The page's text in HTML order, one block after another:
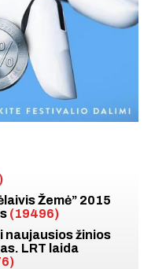
Žemė” 2015
(19496)
naujausios žinios
LRT laida